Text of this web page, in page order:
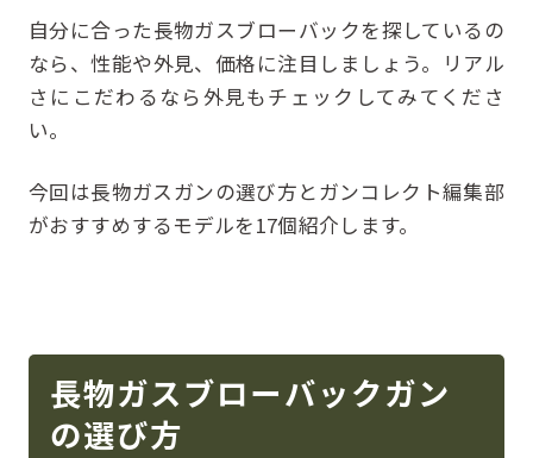
自分に合った長物ガスブローバックを探しているの
なら、性能や外見、価格に注目しましょう。リアル
さにこだわるなら外見もチェックしてみてくださ
い。
今回は長物ガスガンの選び方とガンコレクト編集部
がおすすめするモデルを17個紹介します。
長物ガスブローバックガン
の選び方